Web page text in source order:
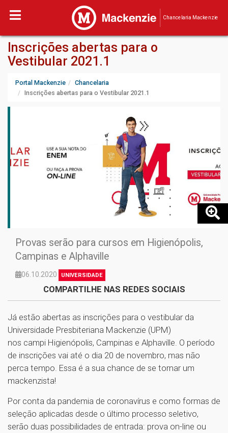
Chancelaria Mackenzie
Inscrições abertas para o
Vestibular 2021.1
Portal Mackenzie
Chancelaria
Inscrições abertas para o Vestibular 2021.1
Provas serão para cursos em Higienópolis,
Campinas e Alphaville
06.10.2020 UNIVERSIDADE
COMPARTILHE NAS REDES SOCIAIS
Já estão abertas as inscrições para o vestibular da
Universidade Presbiteriana Mackenzie (UPM)
nos campi Higienópolis, Campinas e Alphaville. O período
de inscrições vai até o dia 20 de novembro, mas não
perca tempo. Essa é a sua chance de se tornar um
mackenzista!
Por conta da pandemia de coronavírus e como formas de
seleção aplicadas desde o último processo seletivo,
serão duas possibilidades de entrada: prova on-line ou